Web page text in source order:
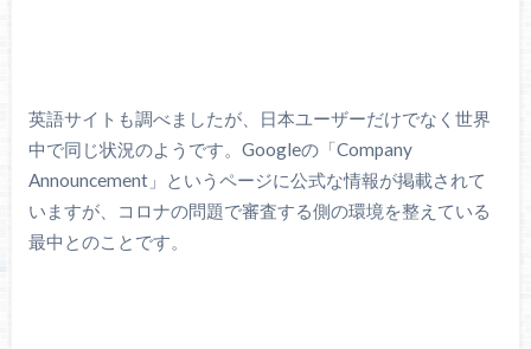
英語サイトも調べましたが、日本ユーザーだけでなく世界
中で同じ状況のようです。Googleの「Company
Announcement」というページに公式な情報が掲載されて
いますが、コロナの問題で審査する側の環境を整えている
最中とのことです。